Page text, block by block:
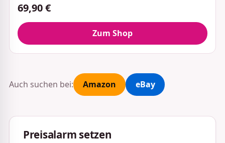
69,90 €
Zum Shop
Auch suchen bei: Amazon eBay
Preisalarm setzen